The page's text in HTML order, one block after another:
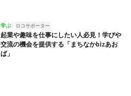
学ぶ ロコサポーター
起業や趣味を仕事にしたい人必見！学びや
交流の機会を提供する「まちなかbizあお
ば」